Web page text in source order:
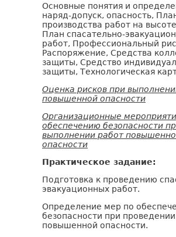
Основные понятия и
наряд-допуск, опасность,
производства работ на
План спасательно-
работ, Профессиональный
Распоряжение, Средства
защиты, Средство
защиты, Технологическая
Оценка рисков при
повышенной опасности
Организационные
обеспечению безопасности
выполнении работ
опасности
Практическое задание:
Подготовка к проведению
эвакуационных работ.
Определение мер по
безопасности при
повышенной опасности.